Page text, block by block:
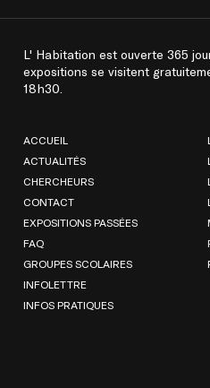
L' Habitation est ouverte 365
expositions se visitent
18h30.
ACCUEIL
ACTUALITÉS
CHERCHEURS
CONTACT
EXPOSITIONS PASSÉES
FAQ
GROUPES SCOLAIRES
INFOLETTRE
INFOS PRATIQUES